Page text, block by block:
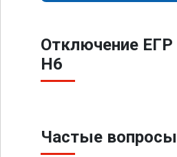
Отключение ЕГР
H6
Частые вопросы